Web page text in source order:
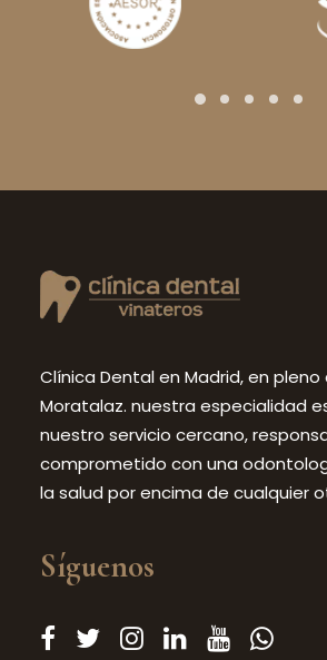
Clínica Dental en Madrid, en
Moratalaz. nuestra especialidad
nuestro servicio cercano,
comprometido con una
la salud por encima de cualquier
Síguenos